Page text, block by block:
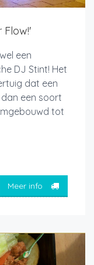
Flow!'
een
DJ Stint! Het
dat een
een soort
tot
Meer info